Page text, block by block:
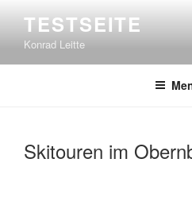
springen
TESTSEITE
Konrad Leitte
Skitouren im